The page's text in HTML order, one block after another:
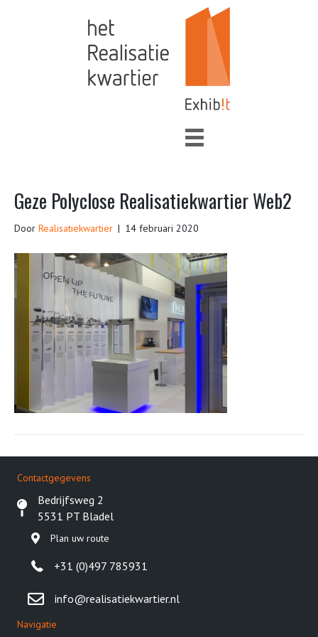
Geze Polyclose Realisatiekwartier Web2
Door Realisatiekwartier | 14 februari 2020
Contactgegevens
Bedrijfsweg 2
5531 PT Bladel
Plan uw route
+31 (0)497 785931
info@realisatiekwartier.nl
Navigatie